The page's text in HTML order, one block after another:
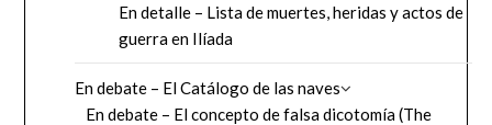
En detalle – Lista de muertes, heridas y actos de
guerra en Ilíada
En debate – El Catálogo de las naves
En debate – El concepto de falsa dicotomía (The